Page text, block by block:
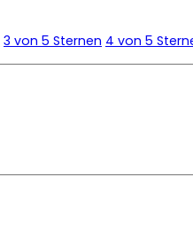
3 von 5 Sternen 4 von 5